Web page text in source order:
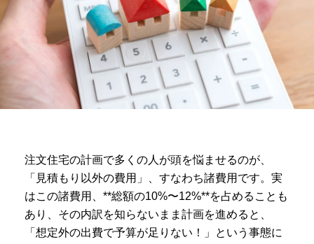
注文住宅の計画で多くの人が頭を悩ませるのが、
「見積もり以外の費用」、すなわち諸費用です。実
はこの諸費用、**総額の10%〜12%**を占めることも
あり、その内訳を知らないまま計画を進めると、
「想定外の出費で予算が足りない！」という事態に